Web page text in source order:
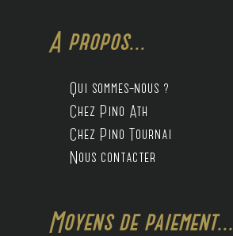
A propos...
Qui sommes-nous ?
Chez Pino Ath
Chez Pino Tournai
Nous contacter
Moyens de paiement...